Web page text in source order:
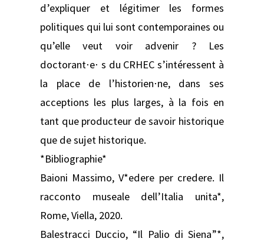
d’expliquer et légitimer les formes
politiques qui lui sont contemporaines ou
qu’elle veut voir advenir ? Les
doctorant⋅e⋅ s du CRHEC s’intéressent à
la place de l’historien⋅ne, dans ses
acceptions les plus larges, à la fois en
tant que producteur de savoir historique
que de sujet historique.
*Bibliographie*
Baioni Massimo, V*edere per credere. Il
racconto museale dell’Italia unita*,
Rome, Viella, 2020.
Balestracci Duccio, “Il Palio di Siena”*,